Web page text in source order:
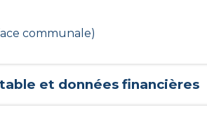
communale)
et données financières